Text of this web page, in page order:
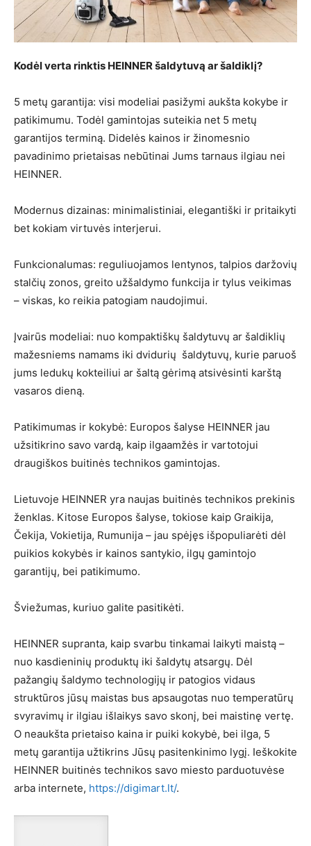
Kodėl verta rinktis HEINNER šaldytuvą ar šaldiklį?
5 metų garantija: visi modeliai pasižymi aukšta kokybe ir
patikimumu. Todėl gamintojas suteikia net 5 metų
garantijos terminą. Didelės kainos ir žinomesnio
pavadinimo prietaisas nebūtinai Jums tarnaus ilgiau nei
HEINNER.
Modernus dizainas: minimalistiniai, elegantiški ir pritaikyti
bet kokiam virtuvės interjerui.
Funkcionalumas: reguliuojamos lentynos, talpios daržovių
stalčių zonos, greito užšaldymo funkcija ir tylus veikimas
– viskas, ko reikia patogiam naudojimui.
Įvairūs modeliai: nuo kompaktiškų šaldytuvų ar šaldiklių
mažesniems namams iki dvidurių šaldytuvų, kurie paruoš
jums ledukų kokteiliui ar šaltą gėrimą atsivėsinti karštą
vasaros dieną.
Patikimumas ir kokybė: Europos šalyse HEINNER jau
užsitikrino savo vardą, kaip ilgaamžės ir vartotojui
draugiškos buitinės technikos gamintojas.
Lietuvoje HEINNER yra naujas buitinės technikos prekinis
ženklas. Kitose Europos šalyse, tokiose kaip Graikija,
Čekija, Vokietija, Rumunija – jau spėjęs išpopuliarėti dėl
puikios kokybės ir kainos santykio, ilgų gamintojo
garantijų, bei patikimumo.
Šviežumas, kuriuo galite pasitikėti.
HEINNER supranta, kaip svarbu tinkamai laikyti maistą –
nuo kasdieninių produktų iki šaldytų atsargų. Dėl
pažangių šaldymo technologijų ir patogios vidaus
struktūros jūsų maistas bus apsaugotas nuo temperatūrų
svyravimų ir ilgiau išlaikys savo skonį, bei maistinę vertę.
O neaukšta prietaiso kaina ir puiki kokybė, bei ilga, 5
metų garantija užtikrins Jūsų pasitenkinimo lygį. Ieškokite
HEINNER buitinės technikos savo miesto parduotuvėse
arba internete, https://digimart.lt/.